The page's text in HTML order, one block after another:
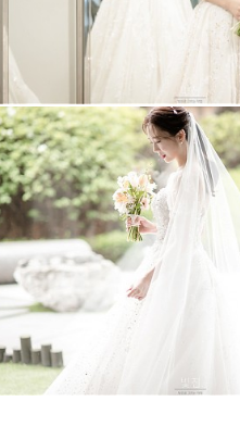
광화문 아펠가모